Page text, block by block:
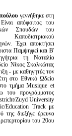
γεννήθηκε στη
απόφοιτος του
Σπουδών του
Έχει αποκτήσει
Παμψηφεί και Β'
τη Ναταλία
Νίκος Σκαλκώτας
- με καθηγητές τον
στο Εθνικό Ωδείο
τμήμα Musique et
προγράμματος
Zuyd University
Education Track με
της διεξήγε έρευνα
του 20ου